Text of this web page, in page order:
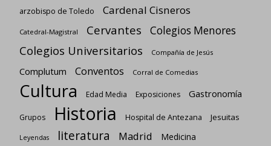
arzobispo de Toledo
Cardenal Cisneros
Catedral-Magistral Cervantes Colegios Menores
Colegios Universitarios Compañía de Jesús
Complutum Conventos Corral de Comedias
Cultura Edad Media Exposiciones Gastronomía
Grupos Historia Hospital de Antezana Jesuitas
Leyendas literatura Madrid Medicina